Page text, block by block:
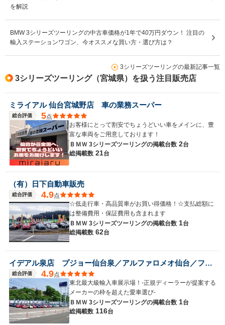
を解説
BMW 3シリーズツーリングの中古車価格が1年で40万円ダウン！ 注目の
輸入ステーションワゴン、今オススメな買い方・選び方は？
3シリーズツーリングの最新記事一覧
3シリーズツーリング（宮城県）を扱う注目販売店
ミライアル 仙台宮城野店 車の業務スーパー
総合評価 5点
お客様にとって割安でちょうどいい車をメインに、豊
富な車両をご用意しております！
ＢＭＷ 3シリーズツーリングの掲載台数 2台
総掲載数 21台
（有）日下自動車販売
総合評価 4.9点
☆低走行車・高品質車がお買い得価格！☆支払総額に
は整備費用・保証費用も含まれます
ＢＭＷ 3シリーズツーリングの掲載台数 1台
総掲載数 62台
イデアル泉店 プジョー仙台泉／アルファロメオ仙台／フィアット・アバルト仙台泉 （株）イデアル
総合評価 4.9点
東北最大級輸入車展示場！-正規ディーラーが提案する
メーカーの枠を超えた愛車選び-
ＢＭＷ 3シリーズツーリングの掲載台数 1台
総掲載数 116台